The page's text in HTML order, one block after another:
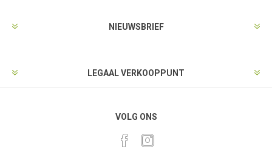
NIEUWSBRIEF
LEGAAL VERKOOPPUNT
VOLG ONS